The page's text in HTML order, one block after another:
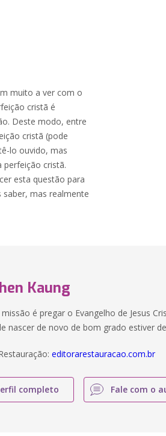
muito a ver com o
cristã é
Deste modo, entre
cristã (pode
lo ouvido, mas
perfeição cristã.
esta questão para
mas realmente
Kaung
é pregar o Evangelho de Jesus
nascer de novo de bom grado estiver
editorarestauracao.com.br
completo Fale com o